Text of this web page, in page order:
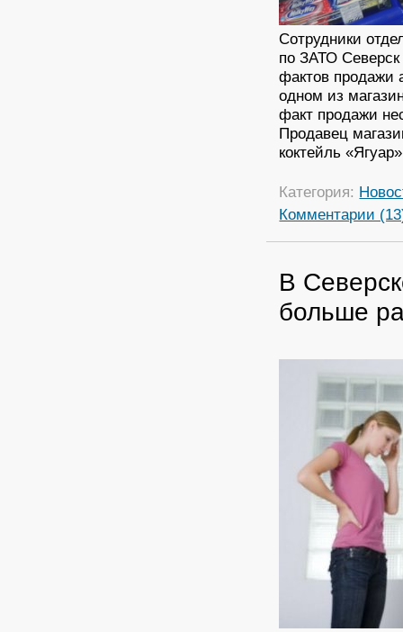
Сотрудники
по ЗАТО
фактов продажи
одном из
факт продажи
Продавец
коктейль
Категория:
Комментарии
В
больше